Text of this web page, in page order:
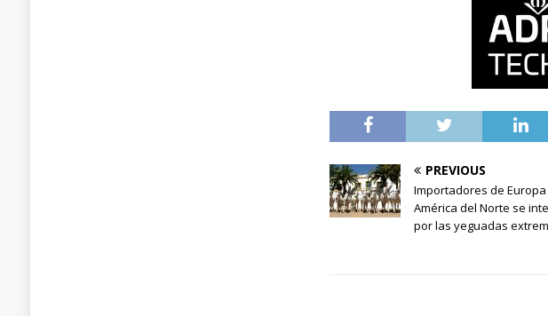
PREVIOUS
Importadores de
América del Norte se
por las yeguadas